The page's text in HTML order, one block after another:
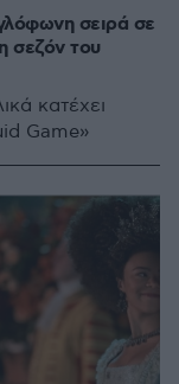
σειρά σε
σεζόν του
κατέχει
Game»